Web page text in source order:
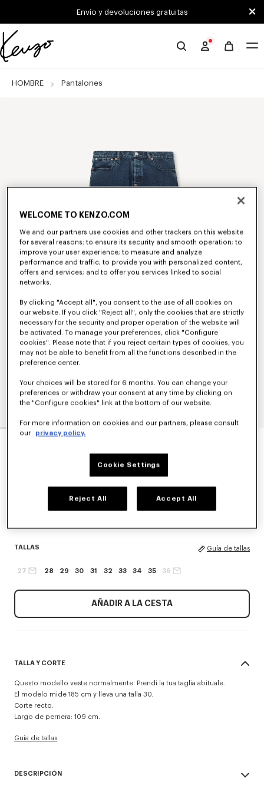
Skip to main content
Skip to footer contentEnvío y devoluciones gratuitas
Página
HOMBRE Pantalones
PANTALÓN VAQUERO RECTO EN DENIM
Seleccionado
TALLAS Guía de tallas
27 28 29 30 31 32 33 34 35 36
AÑADIR A LA CESTA
TALLA Y CORTE
Questo modello veste normalmente. Prendi la tua taglia abituale.
El modelo mide 185 cm y lleva una talla 30.
Corte recto.
Largo de pernera: 109 cm.
Guía de tallas
DESCRIPCIÓN
WELCOME TO KENZO.COM
We and our partners use cookies and other trackers on this website
for several reasons: to ensure its security and smooth operation; to
improve your user experience; to measure and analyze
performance and traffic; to provide you with personalized content,
offers and services; and to offer you services linked to social
networks.
By clicking "Accept all", you consent to the use of all cookies on
our website. If you click "Reject all", only the cookies that are strictly
necessary for the security and proper operation of the website will
be activated. To manage your preferences, click "Configure
cookies". Please note that if you reject certain types of cookies, you
may not be able to benefit from all the functions described in the
preference center.
Your choices will be stored for 6 months. You can change your
preferences or withdraw your consent at any time by clicking on
the "Configure cookies" link at the bottom of our website.
For more information on cookies and our partners, please consult
our
privacy policy.
Cookie Settings
Reject All Accept All